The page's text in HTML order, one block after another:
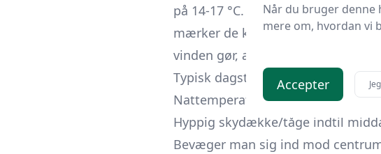
på 14-17 °C. Regnfulde systemer
mærker de kraftigste byger og
vinden gør, at det fortsat kan føles
Typisk dagstemperatur: 15-18 °C
Nattemperatur: 8-11 °C
Hyppig skydække/tåge indtil
Bevæger man sig ind mod
Når du bruger denne
mere om, hvordan vi
Accepter